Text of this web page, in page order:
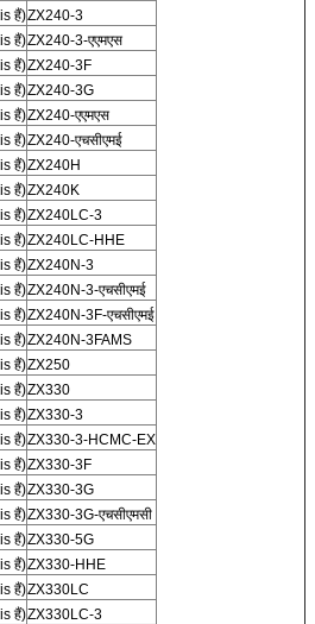
हैं)ZX240-3
हैं)ZX240-3-एएमएस
हैं)ZX240-3F
हैं)ZX240-3G
हैं)ZX240-एएमएस
हैं)ZX240-एचसीएमई
हैं)ZX240H
हैं)ZX240K
हैं)ZX240LC-3
हैं)ZX240LC-HHE
हैं)ZX240N-3
हैं)ZX240N-3-एचसीएमई
हैं)ZX240N-3F-एचसीएमई
हैं)ZX240N-3FAMS
हैं)ZX250
हैं)ZX330
हैं)ZX330-3
हैं)ZX330-3-HCMC-EX
हैं)ZX330-3F
हैं)ZX330-3G
हैं)ZX330-3G-एचसीएमसी
हैं)ZX330-5G
हैं)ZX330-HHE
हैं)ZX330LC
हैं)ZX330LC-3